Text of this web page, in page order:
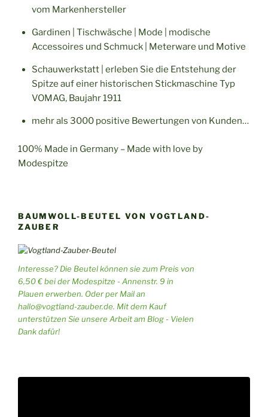
vom Markenhersteller
Gardinen | Tischwäsche | Mode | modische
Accessoires und Schmuck | Meterware und Motive
Schauwerkstatt | erleben Sie die Entstehung der
Spitze auf einer historischen Stickmaschine Typ
VOMAG, Baujahr 1911
mehr als 3000 positive Bewertungen von Kunden…
100% Made in Germany – Made with love by
Modespitze
BAUMWOLL-BEUTEL VON VOGTLAND-
ZAUBER
Interesse? Die Beutel können sie zum Preis von
6,50 € bei der Modespitze - Annenstr. 9 in
Plauen erwerben. Oder per Mail an
hallo@vogtland-zauber.de. Mit dem Kauf
unterstützen Sie unsere Arbeit am Blog - Vielen
Dank dafür!